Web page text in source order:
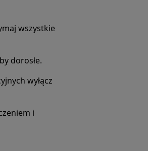
wszystkie
dorosłe.
wyłącz
i